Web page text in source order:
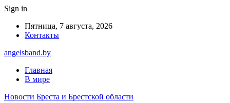
Sign in
Пятница, 7 августа, 2026
Контакты
angelsband.by
Главная
В мире
Новости Бреста и Брестской области